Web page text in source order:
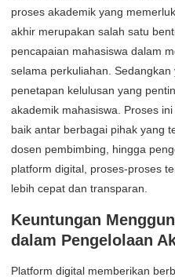
proses akademik yang
akhir merupakan salah satu
pencapaian mahasiswa dalam
selama perkuliahan.
penetapan kelulusan yang
akademik mahasiswa. Proses
baik antar berbagai pihak yang
dosen pembimbing, hingga
platform digital, proses-proses
lebih cepat dan transparan.
Keuntungan
dalam Pengelolaan
Platform digital memberikan